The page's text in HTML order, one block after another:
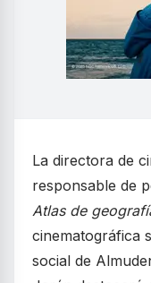
La directora de
responsable de
Atlas de
cinematográfica
social de